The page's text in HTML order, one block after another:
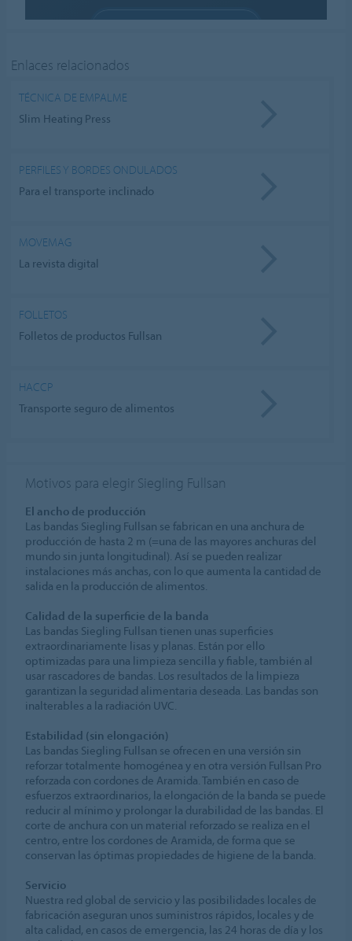
Enlaces relacionados
TÉCNICA DE EMPALME
Slim Heating Press
PERFILES Y BORDES ONDULADOS
Para el transporte inclinado
MOVEMAG
La revista digital
FOLLETOS
Folletos de productos Fullsan
HACCP
Transporte seguro de alimentos
Motivos para elegir Siegling Fullsan
El ancho de producción
Las bandas Siegling Fullsan se fabrican en una anchura de
producción de hasta 2 m (=una de las mayores anchuras del
mundo sin junta longitudinal). Así se pueden realizar
instalaciones más anchas, con lo que aumenta la cantidad de
salida en la producción de alimentos.
Calidad de la superficie de la banda
Las bandas Siegling Fullsan tienen unas superficies
extraordinariamente lisas y planas. Están por ello
optimizadas para una limpieza sencilla y fiable, también al
usar rascadores de bandas. Los resultados de la limpieza
garantizan la seguridad alimentaria deseada. Las bandas son
inalterables a la radiación UVC.
Estabilidad (sin elongación)
Las bandas Siegling Fullsan se ofrecen en una versión sin
reforzar totalmente homogénea y en otra versión Fullsan Pro
reforzada con cordones de Aramida. También en caso de
esfuerzos extraordinarios, la elongación de la banda se puede
reducir al mínimo y prolongar la durabilidad de las bandas. El
corte de anchura con un material reforzado se realiza en el
centro, entre los cordones de Aramida, de forma que se
conservan las óptimas propiedades de higiene de la banda.
Servicio
Nuestra red global de servicio y las posibilidades locales de
fabricación aseguran unos suministros rápidos, locales y de
alta calidad, en casos de emergencia, las 24 horas de día y los